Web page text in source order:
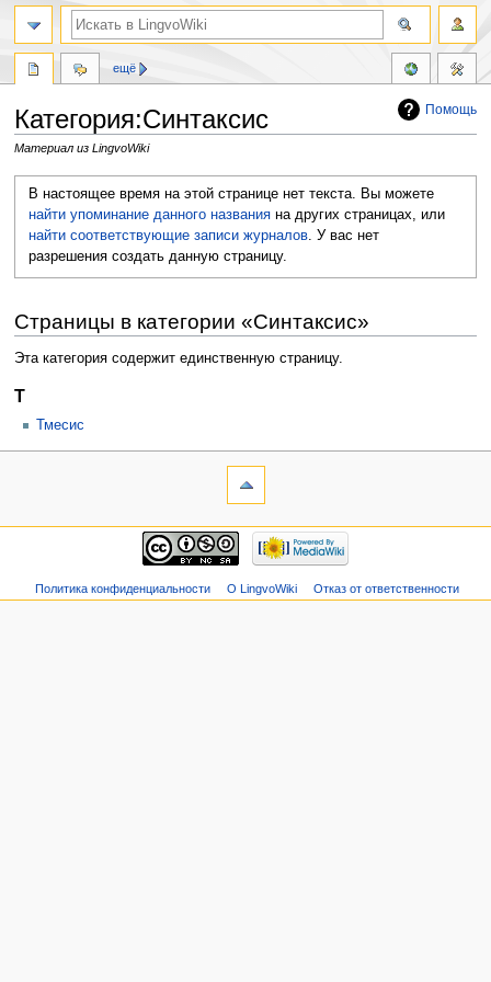
Помощь
Категория:Синтаксис
Материал из LingvoWiki
навигации
В настоящее время на этой странице нет текста. Вы можете
найти упоминание данного названия на других страницах, или
найти соответствующие записи журналов. У вас нет
разрешения создать данную страницу.
Страницы в категории «Синтаксис»
Эта категория содержит единственную страницу.
Т
Тмесис
ещё
Политика конфиденциальности О LingvoWiki Отказ от ответственности